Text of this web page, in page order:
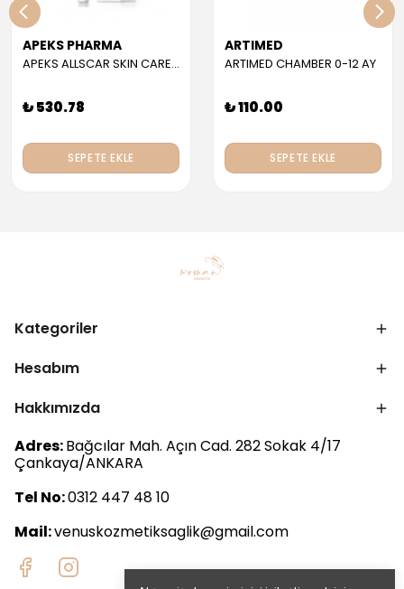
APEKS PHARMA
APEKS ALLSCAR SKIN CARE GEL 30 ML
₺ 530.78
SEPETE EKLE
ARTIMED
ARTIMED CHAMBER 0-12 AY
₺ 110.00
SEPETE EKLE
Kategoriler
Hesabım
Hakkımızda
Adres:Bağcılar Mah. Açın Cad. 282 Sokak 4/17
Çankaya/ANKARA
Tel No:0312 447 48 10
Mail:venuskozmetiksaglik@gmail.com